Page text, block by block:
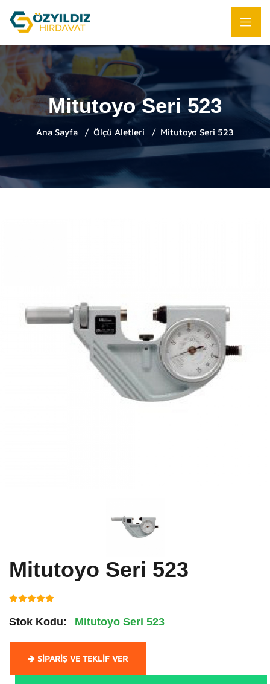
Mitutoyo Seri 523
Ana Sayfa Ölçü Aletleri Mitutoyo Seri 523
Mitutoyo Seri 523
Stok Kodu: Mitutoyo Seri 523
SIPARIŞ VE TEKLIF VER